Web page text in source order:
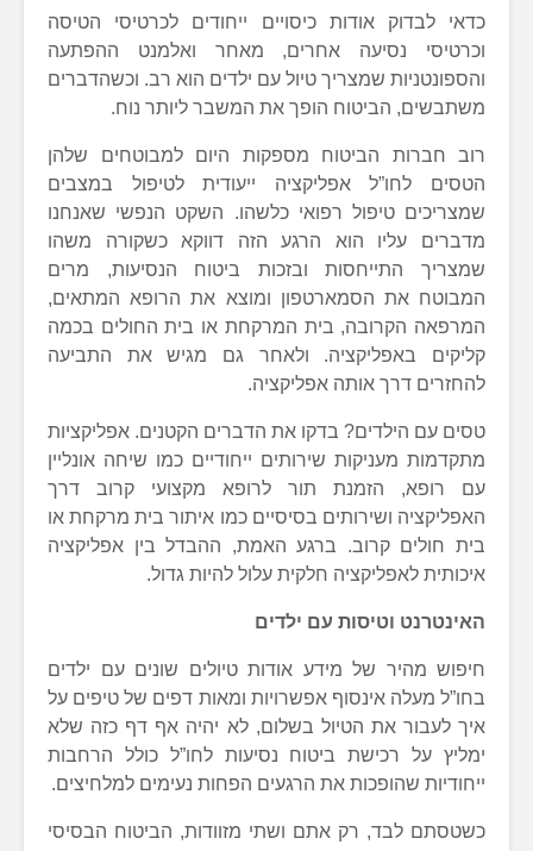
כדאי לבדוק אודות כיסויים ייחודים לכרטיסי הטיסה
וכרטיסי נסיעה אחרים, מאחר ואלמנט ההפתעה
והספונטניות שמצריך טיול עם ילדים הוא רב. וכשהדברים
משתבשים, הביטוח הופך את המשבר ליותר נוח.
רוב חברות הביטוח מספקות היום למבוטחים שלהן
הטסים לחו”ל אפליקציה ייעודית לטיפול במצבים
שמצריכים טיפול רפואי כלשהו. השקט הנפשי שאנחנו
מדברים עליו הוא הרגע הזה דווקא כשקורה משהו
שמצריך התייחסות ובזכות ביטוח הנסיעות, מרים
המבוטח את הסמארטפון ומוצא את הרופא המתאים,
המרפאה הקרובה, בית המרקחת או בית החולים בכמה
קליקים באפליקציה. ולאחר גם מגיש את התביעה
להחזרים דרך אותה אפליקציה.
טסים עם הילדים? בדקו את הדברים הקטנים. אפליקציות
מתקדמות מעניקות שירותים ייחודיים כמו שיחה אונליין
עם רופא, הזמנת תור לרופא מקצועי קרוב דרך
האפליקציה ושירותים בסיסיים כמו איתור בית מרקחת או
בית חולים קרוב. ברגע האמת, ההבדל בין אפליקציה
איכותית לאפליקציה חלקית עלול להיות גדול.
האינטרנט וטיסות עם ילדים
חיפוש מהיר של מידע אודות טיולים שונים עם ילדים
בחו”ל מעלה אינסוף אפשרויות ומאות דפים של טיפים על
איך לעבור את הטיול בשלום, לא יהיה אף דף כזה שלא
ימליץ על רכישת ביטוח נסיעות לחו”ל כולל הרחבות
ייחודיות שהופכות את הרגעים הפחות נעימים למלחיצים.
כשטסתם לבד, רק אתם ושתי מזוודות, הביטוח הבסיסי